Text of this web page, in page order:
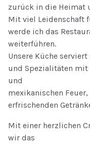
zurück in die Heimat
Mit viel Leidenschaft
werde ich das
weiterführen.
Unsere Küche
und Spezialitäten mit
und
mexikanischen
erfrischenden
Mit einer herzlichen
wir das